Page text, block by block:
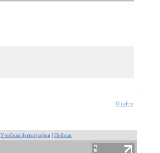
О сайте
Учебная фотография Пейзаж